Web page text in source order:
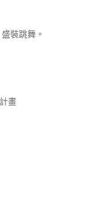
裝跳舞。
畫